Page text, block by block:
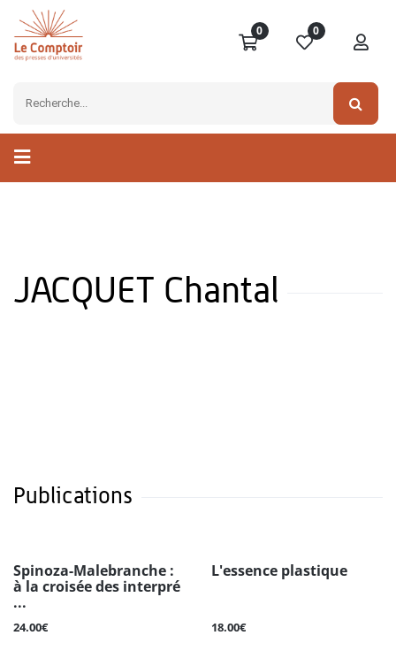
0 0
JACQUET Chantal
Publications
Spinoza-Malebranche :
à la croisée des interpré
...
24.00€
L'essence plastique
18.00€